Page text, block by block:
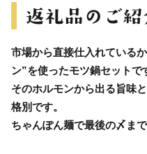
市場から直接仕入れている
ン”を使ったモツ鍋セットで
そのホルモンから出る旨味
格別です。
ちゃんぽん麺で最後の〆まで